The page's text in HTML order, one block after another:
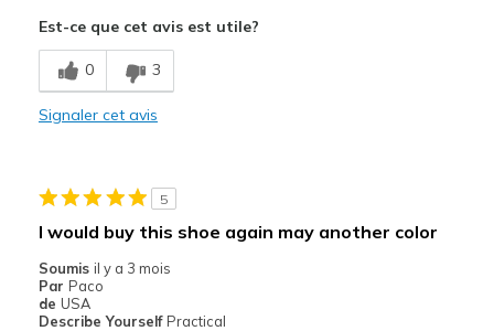
Comfortable
Le contre
Need Break In
Casual Wear
Sizing
View On Shoes
I'm Into Shoes
Est-ce que cet avis est utile?
0 3
Signaler cet avis
5
I would buy this shoe again may another color
Soumis il y a 3 mois
Par Paco
de USA
Describe Yourself Practical